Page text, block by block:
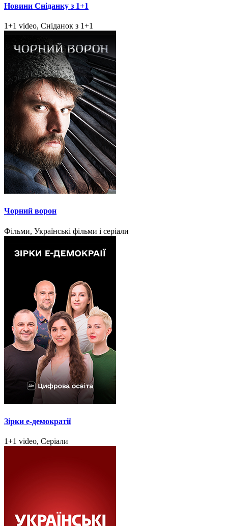
Новини Сніданку з 1+1
1+1 video, Сніданок з 1+1
Чорний ворон
Фільми, Українські фільми і серіали
Зірки e-демократії
1+1 video, Серіали